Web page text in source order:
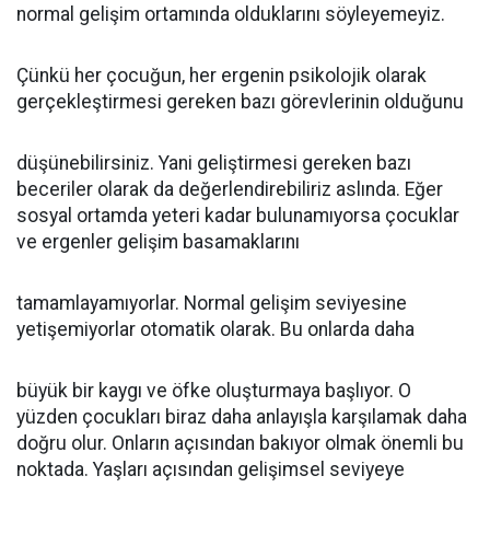
normal gelişim ortamında olduklarını söyleyemeyiz.
Çünkü her çocuğun, her ergenin psikolojik olarak
gerçekleştirmesi gereken bazı görevlerinin olduğunu
düşünebilirsiniz. Yani geliştirmesi gereken bazı
beceriler olarak da değerlendirebiliriz aslında. Eğer
sosyal ortamda yeteri kadar bulunamıyorsa çocuklar
ve ergenler gelişim basamaklarını
tamamlayamıyorlar. Normal gelişim seviyesine
yetişemiyorlar otomatik olarak. Bu onlarda daha
büyük bir kaygı ve öfke oluşturmaya başlıyor. O
yüzden çocukları biraz daha anlayışla karşılamak daha
doğru olur. Onların açısından bakıyor olmak önemli bu
noktada. Yaşları açısından gelişimsel seviyeye